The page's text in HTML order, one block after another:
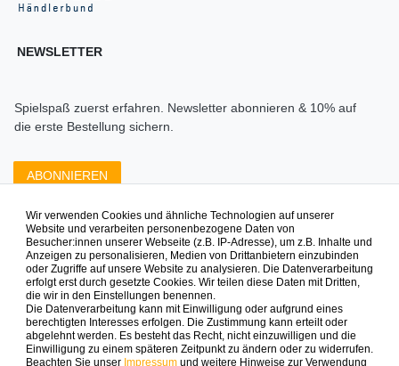
NEWSLETTER
Spielspaß zuerst erfahren. Newsletter abonnieren & 10% auf
die erste Bestellung sichern.
ABONNIEREN
Zahlungsarten die wir anbieten
Mehr Spielinspiration gefällig?
Wir verwenden Cookies und ähnliche Technologien auf unserer
Website und verarbeiten personenbezogene Daten von
Besucher:innen unserer Webseite (z.B. IP-Adresse), um z.B. Inhalte und
Anzeigen zu personalisieren, Medien von Drittanbietern einzubinden
oder Zugriffe auf unsere Website zu analysieren. Die Datenverarbeitung
erfolgt erst durch gesetzte Cookies. Wir teilen diese Daten mit Dritten,
die wir in den Einstellungen benennen.
Die Datenverarbeitung kann mit Einwilligung oder aufgrund eines
berechtigten Interesses erfolgen. Die Zustimmung kann erteilt oder
abgelehnt werden. Es besteht das Recht, nicht einzuwilligen und die
Einwilligung zu einem späteren Zeitpunkt zu ändern oder zu widerrufen.
Beachten Sie unser Impressum und weitere Hinweise zur Verwendung